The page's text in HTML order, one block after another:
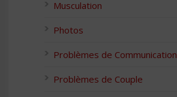
Musculation
Photos
Problèmes de Communication
Problèmes de Couple